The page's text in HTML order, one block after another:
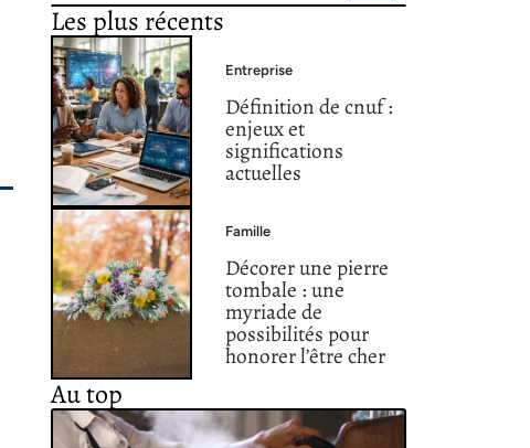
Les plus récents
Entreprise
Définition de cnuf :
enjeux et
significations
actuelles
Famille
Décorer une pierre
tombale : une
myriade de
possibilités pour
honorer l’être cher
Au top